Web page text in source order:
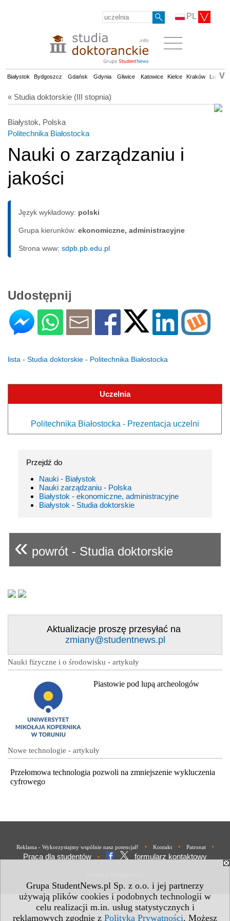
Grupa StudentNews.pl Sp. z o.o. i jej partnerzy
używają plików cookies i podobnych technologii w
celu realizacji m.in. usług statystycznych i
reklamowych zgodnie z Polityką Prywatności. Możesz
PL
Białystok Bydgoszcz Gdańsk Gdynia Gliwice Katowice Kielce Kraków Lublin
V
« Studia doktorskie (III stopnia)
Białystok, Polska
Politechnika Białostocka
Nauki o zarządzaniu i
jakości
Język wykładowy: polski
Grupa kierunków: ekonomiczne, administracyjne
Strona www: sdpb.pb.edu.pl
Udostępnij
lista - Studia doktorskie - Politechnika Białostocka
Uczelnia
Politechnika Białostocka - Prezentacja uczelni
Przejdź do
Nauki - Białystok
Nauki zarządzaniu - Polska
Białystok - ekonomiczne, administracyjne
Białystok - Studia doktorskie
« powrót - Studia doktorskie
Aktualizacje proszę przesyłać na
zmiany@studentnews.pl
Nauki fizyczne i o środowisku - artykuły
Piastowie pod lupą archeologów
Nowe technologie - artykuły
Przełomowa technologia pozwoli na zmniejszenie wykluczenia
cyfrowego
Reklama - Wykorzystajmy wspólnie nasz potencjał! • Kontakt • Patronat •
Praca dla studentów • formularz kontaktowy